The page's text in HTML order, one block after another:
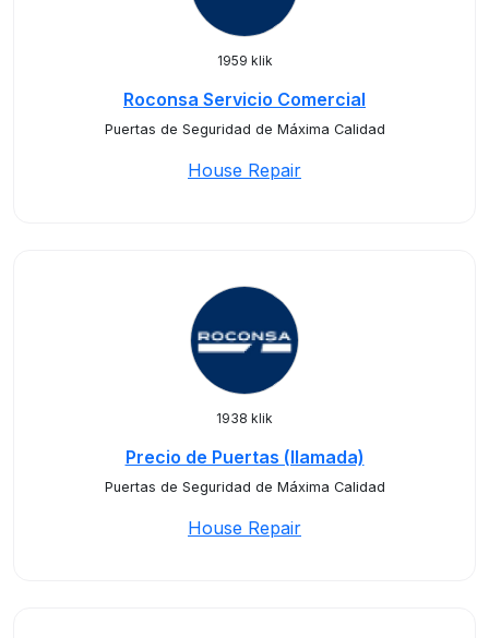
1959 klik
Roconsa Servicio Comercial
Puertas de Seguridad de Máxima Calidad
House Repair
1938 klik
Precio de Puertas (llamada)
Puertas de Seguridad de Máxima Calidad
House Repair